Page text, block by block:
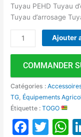
Tuyau PEHD Tuyau
Tuyau d’arrosage
Ajouter
COMMANDER
Catégories :
TG Équipements
Étiquette :TOGO